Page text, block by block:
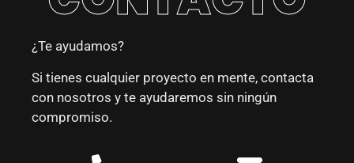
¿Te ayudamos?
Si tienes cualquier proyecto en mente, contacta
con nosotros y te ayudaremos sin ningún
compromiso.